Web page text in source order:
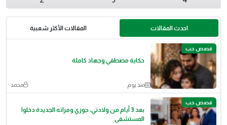
احدث المقالات المقالات الأكثر شعبية
قصص حب
حكاية مصطفي وجهاد كاملة
منذ يوم محمد
قصص حب
بعد 3 أيام من ولادتي، جوزي ومراته الجديدة دخلوا
المستشفى